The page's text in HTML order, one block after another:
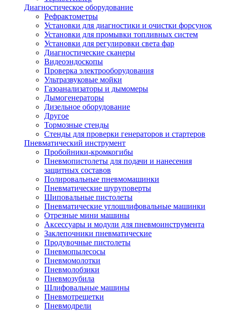
Диагностическое оборудование
Рефрактометры
Установки для диагностики и очистки форсунок
Установки для промывки топливных систем
Установки для регулировки света фар
Диагностические сканеры
Видеоэндоскопы
Проверка электрооборудования
Ультразвуковые мойки
Газоанализаторы и дымомеры
Дымогенераторы
Дизельное оборудование
Другое
Тормозные стенды
Стенды для проверки генераторов и стартеров
Пневматический инструмент
Пробойники-кромкогибы
Пневмопистолеты для подачи и нанесения
защитных составов
Полировальные пневмомашинки
Пневматические шуруповерты
Шиповальные пистолеты
Пневматические углошлифовальные машинки
Отрезные мини машины
Аксессуары и модули для пневмоинструмента
Заклепочники пневматические
Продувочные пистолеты
Пневмопылесосы
Пневмомолотки
Пневмолобзики
Пневмозубила
Шлифовальные машины
Пневмотрещетки
Пневмодрели